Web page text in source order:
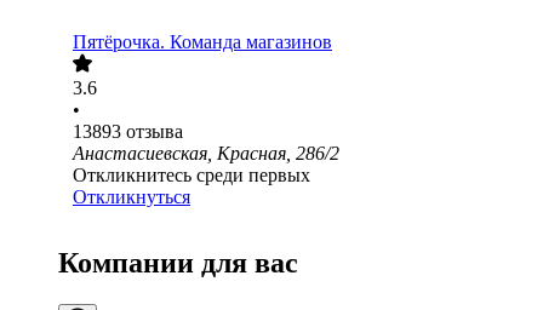
Пятёрочка. Команда магазинов
3.6
•
13893 отзыва
Анастасиевская, Красная, 286/2
Откликнитесь среди первых
Откликнуться
Компании для вас